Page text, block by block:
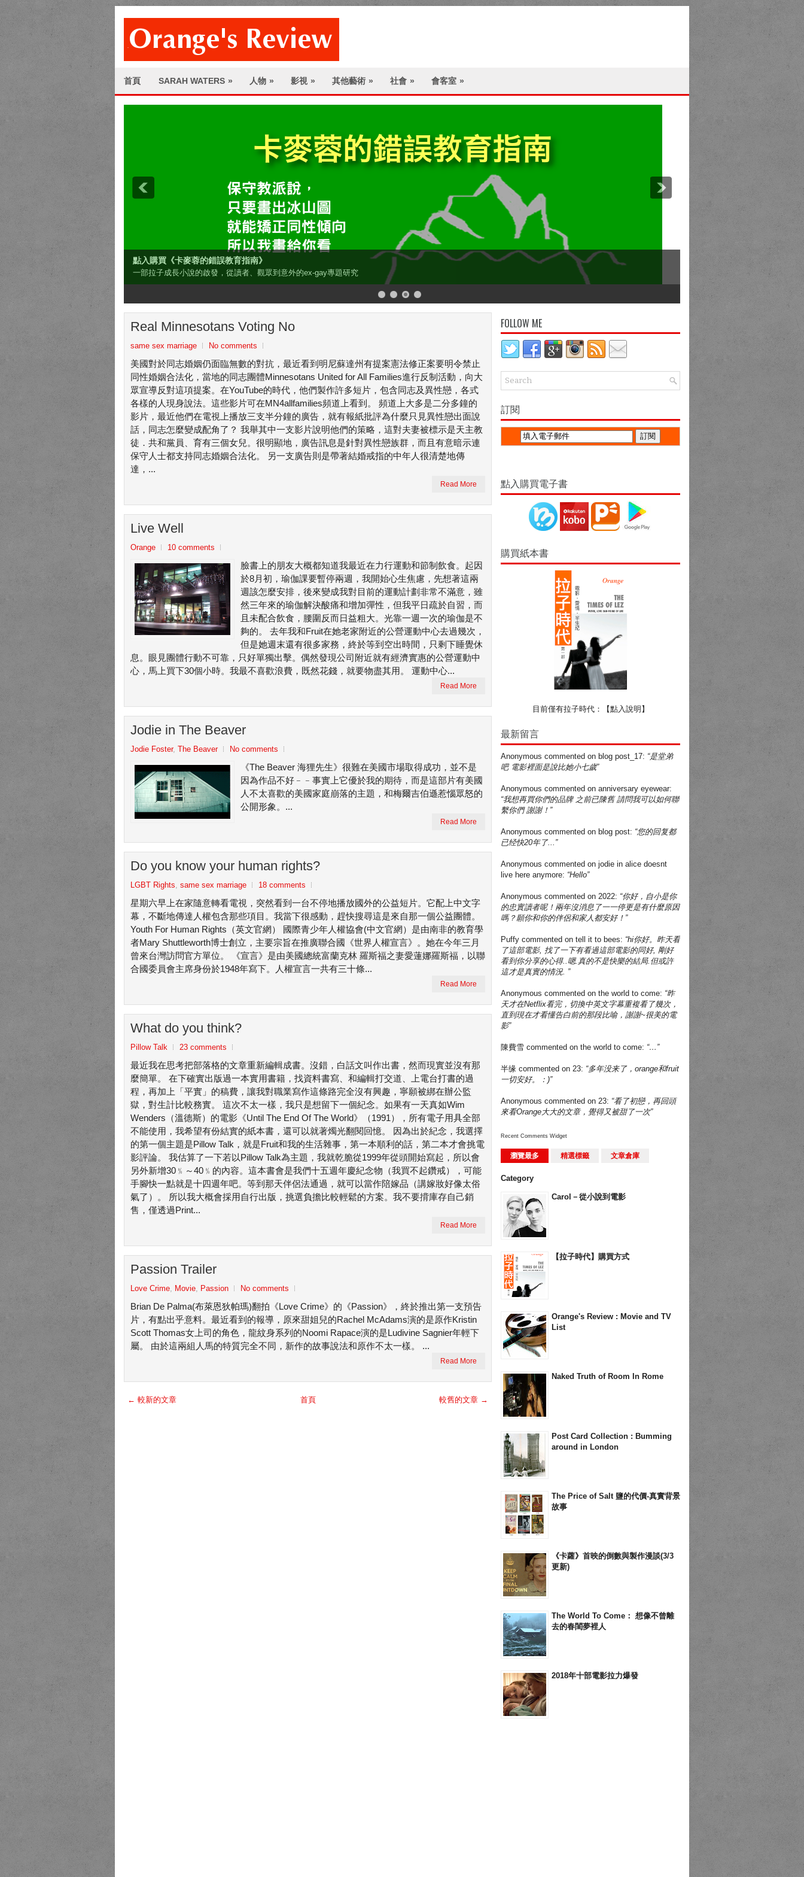
首頁 SARAH WATERS » 人物 » 影視 » 其他藝術 » 社會 » 會客室 »
點入購買《卡麥蓉的錯誤教育指南》
一部拉子成長小說的啟發，從讀者、觀眾到意外的ex-gay專題研究
3
Real Minnesotans Voting No
same sex marriage No comments
美國對於同志婚姻仍面臨無數的對抗，最近看到明尼蘇達州有提案憲法修正案要明令禁止
同性婚姻合法化，當地的同志團體Minnesotans United for All Families進行反制活動，向大
眾宣導反對這項提案。在YouTube的時代，他們製作許多短片，包含同志及異性戀，各式
各樣的人現身說法。這些影片可在MN4allfamilies頻道上看到。 頻道上大多是二分多鐘的
影片，最近他們在電視上播放三支半分鐘的廣告，就有報紙批評為什麼只見異性戀出面說
話，同志怎麼變成配角了？ 我舉其中一支影片說明他們的策略，這對夫妻被標示是天主教
徒．共和黨員、育有三個女兒。很明顯地，廣告訊息是針對異性戀族群，而且有意暗示連
保守人士都支持同志婚姻合法化。 另一支廣告則是帶著結婚戒指的中年人很清楚地傳
達，...
Read More
Live Well
Orange 10 comments
臉書上的朋友大概都知道我最近在力行運動和節制飲食。起因
於8月初，瑜伽課要暫停兩週，我開始心生焦慮，先想著這兩
週該怎麼安排，後來變成我對目前的運動計劃非常不滿意，雖
然三年來的瑜伽解決酸痛和增加彈性，但我平日疏於自習，而
且未配合飲食，腰圍反而日益粗大。光靠一週一次的瑜伽是不
夠的。 去年我和Fruit在她老家附近的公營運動中心去過幾次，
但是她週末還有很多家務，終於等到空出時間，只剩下睡覺休
息。眼見團體行動不可靠，只好單獨出擊。偶然發現公司附近就有經濟實惠的公營運動中
心，馬上買下30個小時。我最不喜歡浪費，既然花錢，就要物盡其用。 運動中心...
Read More
Jodie in The Beaver
Jodie Foster, The Beaver No comments
《The Beaver 海狸先生》很難在美國市場取得成功，並不是
因為作品不好﹣﹣事實上它優於我的期待，而是這部片有美國
人不太喜歡的美國家庭崩落的主題，和梅爾吉伯遜惹惱眾怒的
公開形象。...
Read More
Do you know your human rights?
LGBT Rights, same sex marriage 18 comments
星期六早上在家隨意轉看電視，突然看到一台不停地播放國外的公益短片。它配上中文字
幕，不斷地傳達人權包含那些項目。我當下很感動，趕快搜尋這是來自那一個公益團體。
Youth For Human Rights（英文官網） 國際青少年人權協會(中文官網）是由南非的教育學
者Mary Shuttleworth博士創立，主要宗旨在推廣聯合國《世界人權宣言》。她在今年三月
曾來台灣訪問官方單位。 《宣言》是由美國總統富蘭克林 羅斯福之妻愛蓮娜羅斯福，以聯
合國委員會主席身份於1948年寫下。人權宣言一共有三十條...
Read More
What do you think?
Pillow Talk 23 comments
最近我在思考把部落格的文章重新編輯成書。沒錯，白話文叫作出書，然而現實並沒有那
麼簡單。 在下確實出版過一本實用書籍，找資料書寫、和編輯打交道、上電台打書的過
程，再加上「平實」的稿費，讓我對職業寫作這條路完全沒有興趣，寧願被綁在辦公監
獄，對生計比較務實。 這次不太一樣，我只是想留下一個紀念。如果有一天真如Wim
Wenders（溫德斯）的電影《Until The End Of The World》（1991），所有電子用具全部
不能使用，我希望有份結實的紙本書，還可以就著燭光翻閱回憶。 因為出於紀念，我選擇
的第一個主題是Pillow Talk，就是Fruit和我的生活雜事，第一本順利的話，第二本才會挑電
影評論。 我估算了一下若以Pillow Talk為主題，我就乾脆從1999年從頭開始寫起，所以會
另外新增30﹪～40﹪的內容。這本書會是我們十五週年慶紀念物（我買不起鑽戒），可能
手腳快一點就是十四週年吧。等到那天伴侶法通過，就可以當作陪嫁品（講嫁妝好像太俗
氣了）。 所以我大概會採用自行出版，挑選負擔比較輕鬆的方案。我不要揹庫存自己銷
售，僅透過Print...
Read More
Passion Trailer
Love Crime, Movie, Passion No comments
Brian De Palma(布萊恩狄帕瑪)翻拍《Love Crime》的《Passion》，終於推出第一支預告
片，有點出乎意料。最近看到的報導，原來甜姐兒的Rachel McAdams演的是原作Kristin
Scott Thomas女上司的角色，龍紋身系列的Noomi Rapace演的是Ludivine Sagnier年輕下
屬。 由於這兩組人馬的特質完全不同，新作的故事說法和原作不太一樣。 ...
Read More
← 較新的文章 較舊的文章 →
首頁
FOLLOW ME
訂閱
點入購買電子書
購買紙本書
目前僅有拉子時代： 【點入說明】
最新留言
Anonymous commented on blog post_17: “是堂弟
吧 電影裡面是說比她小七歲”
Anonymous commented on anniversary eyewear:
“我想再買你們的品牌 之前已陳舊 請問我可以如何聯
繫你們 謝謝！”
Anonymous commented on blog post: “您的回复都
已经快20年了...”
Anonymous commented on jodie in alice doesnt
live here anymore: “Hello”
Anonymous commented on 2022: “你好，自小是你
的忠實讀者呢！兩年沒消息了一一停更是有什麼原因
嗎？願你和你的伴侶和家人都安好！”
Puffy commented on tell it to bees: “hi你好。昨天看
了這部電影, 找了一下有看過這部電影的同好, 剛好
看到你分享的心得..嗯.真的不是快樂的結局.但或許
這才是真實的情況. ”
Anonymous commented on the world to come: “昨
天才在Netflix看完，切換中英文字幕重複看了幾次，
直到現在才看懂告白前的那段比喻，謝謝~很美的電
影”
陳費雪 commented on the world to come: “…”
半缘 commented on 23: “多年没来了，orange和fruit
一切安好。：)”
Anonymous commented on 23: “看了初戀，再回頭
來看Orange大大的文章，覺得又被甜了一次”
Recent Comments Widget
瀏覽最多 精選標籤 文章倉庫
Category
Carol－從小說到電影
【拉子時代】購買方式
Orange's Review : Movie and TV
List
Naked Truth of Room In Rome
Post Card Collection : Bumming
around in London
The Price of Salt 鹽的代價-真實背景
故事
《卡蘿》首映的倒數與製作漫談(3/3
更新)
The World To Come： 想像不曾離
去的春閨夢裡人
2018年十部電影拉力爆發